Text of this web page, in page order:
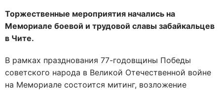
Торжественные мероприятия начались на
Мемориале боевой и трудовой славы забайкальцев
в Чите.
В рамках празднования 77-годовщины Победы
советского народа в Великой Отечественной войне
на Мемориале состоится митинг, возложение